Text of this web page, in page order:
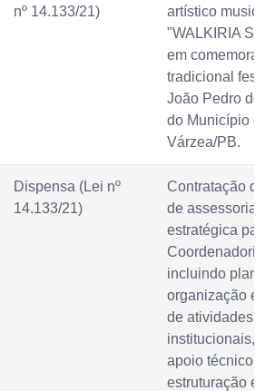
nº 14.133/21)
artístico
"WALKIRIA
em
tradicional
João Pedro
do Município
Várzea/PB.
Dispensa (Lei nº
14.133/21)
Contratação
de assessoria
estratégica
incluindo
organização e
de atividades
institucionais,
apoio técnico
estruturação e